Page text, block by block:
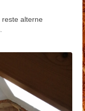
reste alterne
.